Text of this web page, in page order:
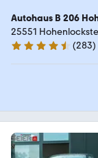
Autohaus B 206
25551
4.5 Sterne
(283)